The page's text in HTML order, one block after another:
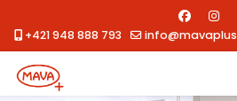
+421 948 888 793